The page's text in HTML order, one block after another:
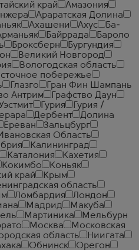
край
Амазония
Араратская Долина
Ахашени Ахус
Ба-
Байррада
Бароло
Броксберн
Бургундия
Великий Новгород
Вологодская область
побережье
Глазго
Гран Фин Шампань
Антрим
Графство Даун
Гурия
Гурия /
Дербент
Долина
Ереван
Зальцбург
Область
Калининград
Каталония
Кахетия
Кокимбо
Коньяк
край
Крым
область
Ломбардия
Лондон
Мадрид
Макуба
Мартиника
Мельбурн
Москва
Московская
область
Ниигата
Обнинск
Орегон